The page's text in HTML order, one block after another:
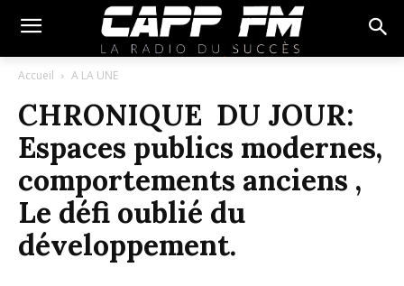
Accueil A LA UNE
CHRONIQUE DU JOUR:
Espaces publics modernes,
comportements anciens ,
Le défi oublié du
développement.